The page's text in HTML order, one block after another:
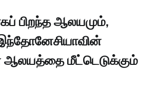
பிறந்த ஆலயமும்,
ஆலயத்தை மீட்டெடுக்கும்